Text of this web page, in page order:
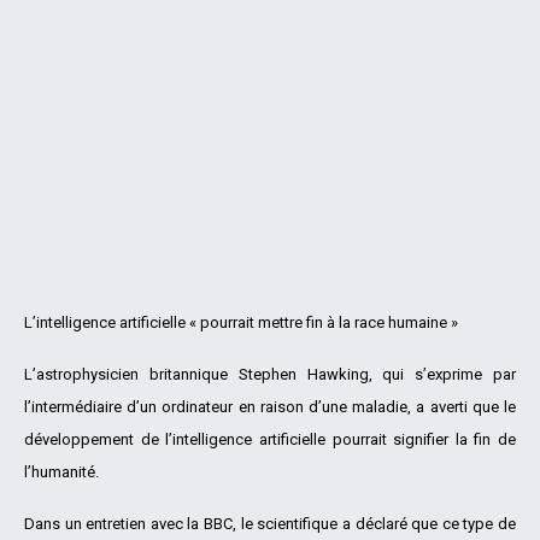
L’intelligence artificielle « pourrait mettre fin à la race humaine »
L’astrophysicien britannique Stephen Hawking, qui s’exprime par
l’intermédiaire d’un ordinateur en raison d’une maladie, a averti que le
développement de l’intelligence artificielle pourrait signifier la fin de
l’humanité.
Dans un entretien avec la BBC, le scientifique a déclaré que ce type de